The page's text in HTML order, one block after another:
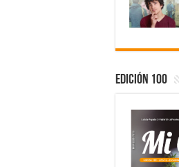
Edición 100